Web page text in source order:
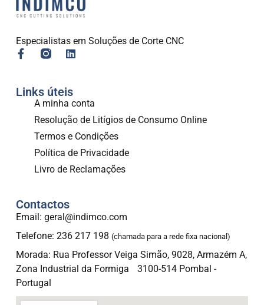
Especialistas em Soluções de Corte CNC
Links úteis
A minha conta
Resolução de Litígios de Consumo Online
Termos e Condições
Política de Privacidade
Livro de Reclamações
Contactos
Email: geral@indimco.com
Telefone: 236 217 198 (chamada para a rede fixa nacional)
Morada: Rua Professor Veiga Simão, 9028, Armazém A,
Zona Industrial da Formiga 3100-514 Pombal -
Portugal